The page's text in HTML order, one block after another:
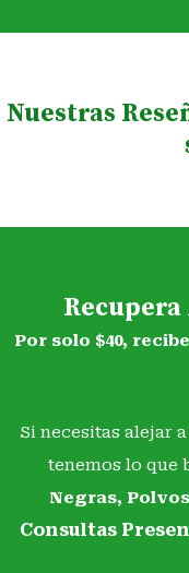
Nuestras
Recupera
Por solo $40,
Si necesitas alejar
tenemos lo que
Negras,
Consultas